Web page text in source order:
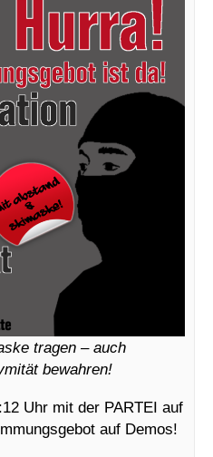
tragen – auch
bewahren!
Uhr mit der PARTEI auf
auf Demos!